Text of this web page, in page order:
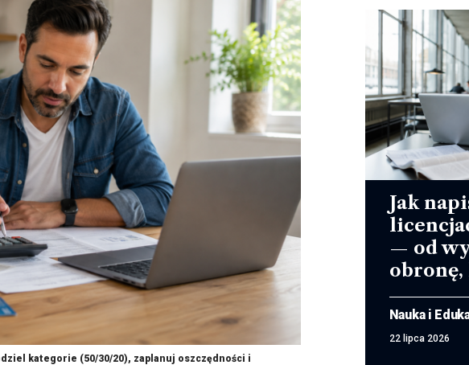
kategorie (50/30/20), zaplanuj oszczędności i
Jak
— od
Nauka i
22 lipca 2026